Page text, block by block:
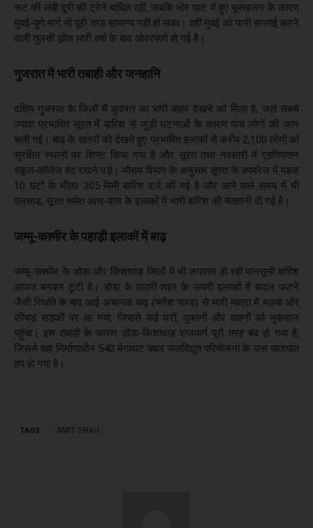
रूट की लंबी दूरी की ट्रेनें बाधित रहीं, जबकि भोर घाट में हुए भूस्खलन के कारण
मुंबई-पुणे मार्ग भी पूरी तरह सामान्य नहीं हो सका। वहीं मुंबई को पानी सप्लाई करने
वाली तुलसी झील भारी वर्षा के बाद ओवरफ्लो हो गई है।
गुजरात में भारी तबाही और जनहानि
दक्षिण गुजरात के जिलों में कुदरत का भारी कहर देखने को मिला है, जहां सबसे
ज्यादा प्रभावित सूरत में बारिश से जुड़ी घटनाओं के कारण पांच लोगों की जान
चली गई। बाढ़ के खतरों को देखते हुए प्रभावित इलाकों से करीब 2,100 लोगों को
सुरक्षित स्थानों पर शिफ्ट किया गया है और सूरत तथा नवसारी में एहतियातन
स्कूल-कॉलेज बंद रखने पड़े। मौसम विभाग के अनुसार सूरत के कामरेज में महज
10 घंटों के भीतर 305 मिमी बारिश दर्ज की गई है और आने वाले समय में भी
वलसाड, सूरत समेत आस-पास के इलाकों में भारी बारिश की चेतावनी दी गई है।
जम्मू-कश्मीर के पहाड़ी इलाकों में बाढ़
जम्मू-कश्मीर के डोडा और किश्तवाड़ जिलों में भी लगातार हो रही मानसूनी बारिश
आफत बनकर टूटी है। डोडा के ठाठरी शहर के ऊपरी इलाकों में बादल फटने
जैसी स्थिति के बाद आई अचानक बाढ़ (फ्लैश फ्लड) से भारी मात्रा में मलबा और
कीचड़ सड़कों पर आ गया, जिससे कई घरों, दुकानों और वाहनों को नुकसान
पहुंचा। इस तबाही के कारण डोडा-किश्तवाड़ राजमार्ग पूरी तरह बंद हो गया है,
जिससे वहां निर्माणाधीन 540 मेगावाट क्वार जलविद्युत परियोजना के पास यातायात
ठप हो गया है।
TAGS AMIT SHAH